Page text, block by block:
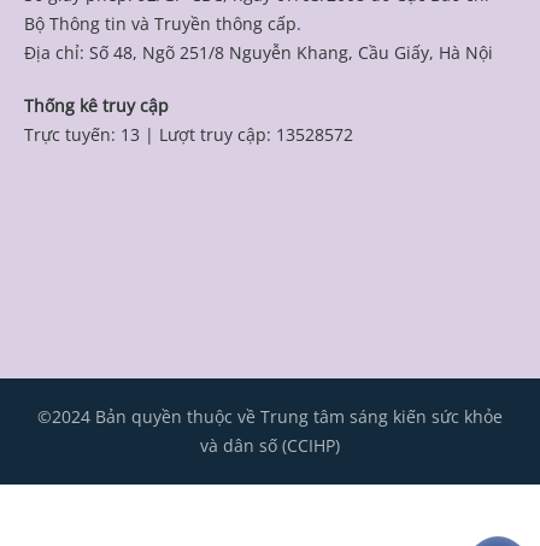
Bộ Thông tin và Truyền thông cấp.
Địa chỉ: Số 48, Ngõ 251/8 Nguyễn Khang, Cầu Giấy, Hà Nội
Thống kê truy cập
Trực tuyến: 13 | Lượt truy cập: 13528572
©2024 Bản quyền thuộc về Trung tâm sáng kiến sức khỏe
và dân số (CCIHP)